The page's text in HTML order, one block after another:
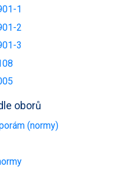
1
2
3
oborů
(normy)